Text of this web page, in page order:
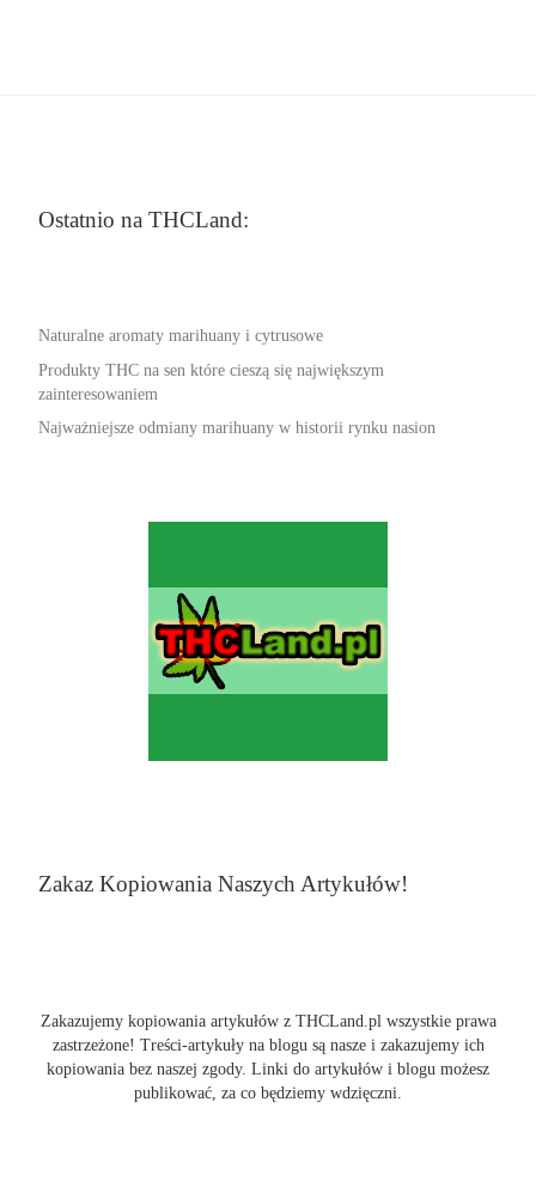
Ostatnio na THCLand:
Naturalne aromaty marihuany i cytrusowe
Produkty THC na sen które cieszą się największym
zainteresowaniem
Najważniejsze odmiany marihuany w historii rynku nasion
Zakaz Kopiowania Naszych Artykułów!
Zakazujemy kopiowania artykułów z THCLand.pl wszystkie prawa
zastrzeżone! Treści-artykuły na blogu są nasze i zakazujemy ich
kopiowania bez naszej zgody. Linki do artykułów i blogu możesz
publikować, za co będziemy wdzięczni.